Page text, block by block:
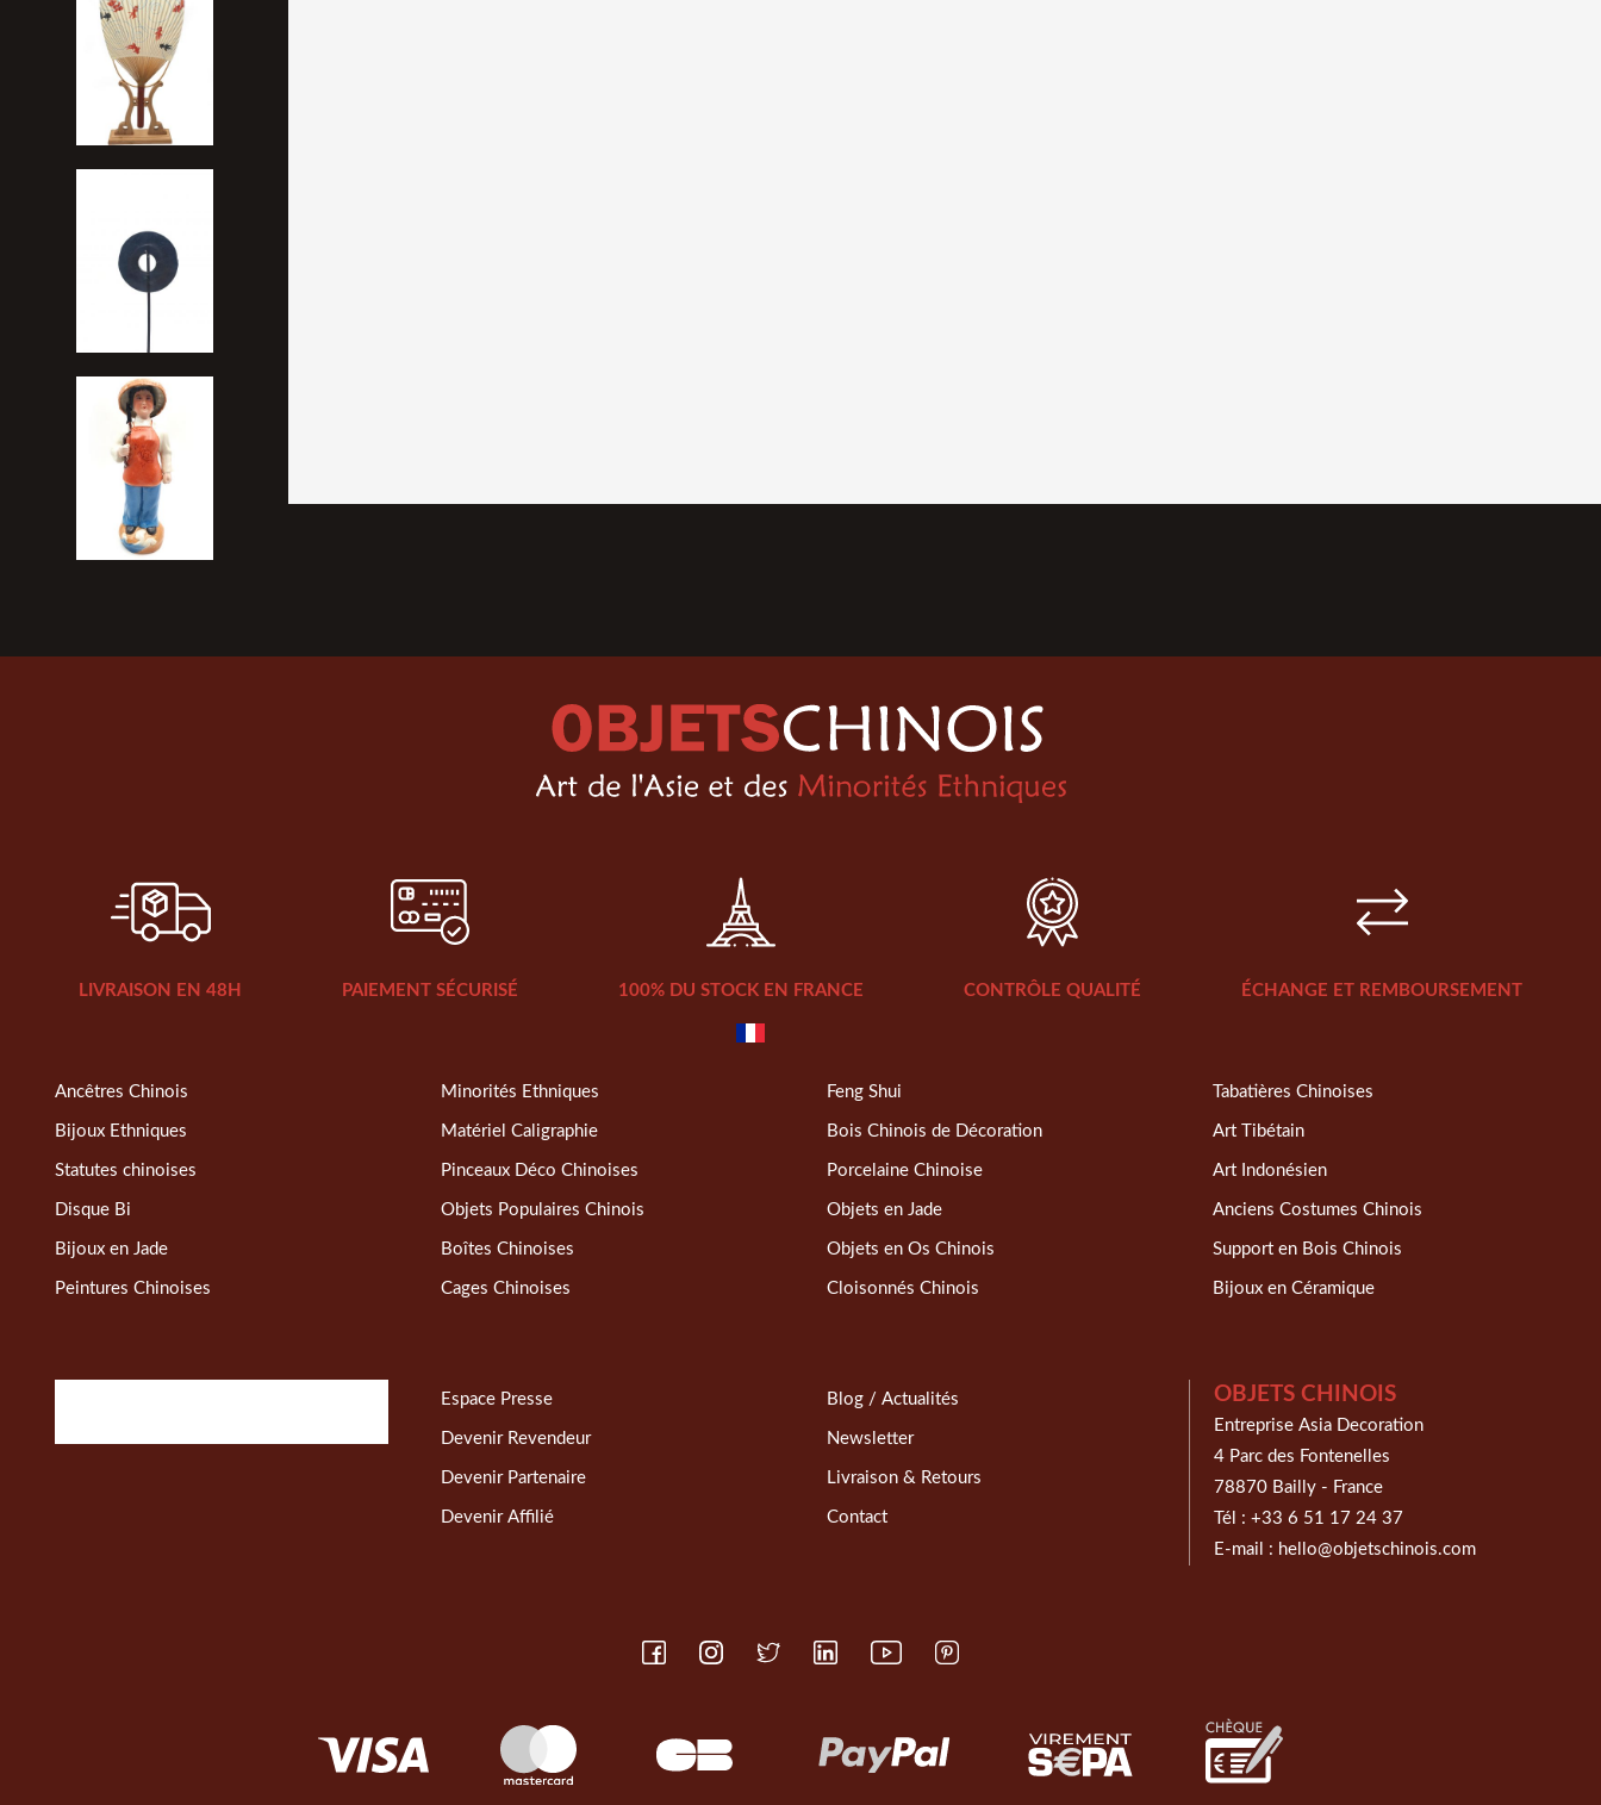
LIVRAISON EN 48H PAIEMENT SÉCURISÉ 100% DU STOCK EN FRANCE CONTRÔLE QUALITÉ ÉCHANGE ET REMBOURSEMENT
Ancêtres Chinois
Bijoux Ethniques
Statutes chinoises
Disque Bi
Bijoux en Jade
Peintures Chinoises
Minorités Ethniques
Matériel Caligraphie
Pinceaux Déco Chinoises
Objets Populaires Chinois
Boîtes Chinoises
Cages Chinoises
Feng Shui
Bois Chinois de Décoration
Porcelaine Chinoise
Objets en Jade
Objets en Os Chinois
Cloisonnés Chinois
Tabatières Chinoises
Art Tibétain
Art Indonésien
Anciens Costumes Chinois
Support en Bois Chinois
Bijoux en Céramique
Espace Presse
Devenir Revendeur
Devenir Partenaire
Devenir Affilié
Blog / Actualités
Newsletter
Livraison & Retours
Contact
OBJETS CHINOIS
Entreprise Asia Decoration
4 Parc des Fontenelles
78870 Bailly - France
Tél : +33 6 51 17 24 37
E-mail : hello@objetschinois.com